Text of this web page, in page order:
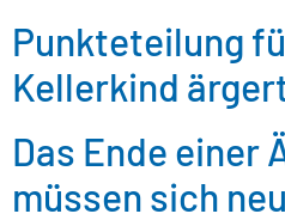
Punkteteilung
Kellerkind
Das Ende einer
müssen sich